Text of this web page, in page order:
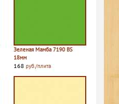
Зеленая Мамба 7190 BS
18мм
168 руб./плита